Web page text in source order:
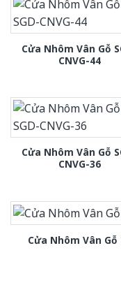
Cửa Nhôm Vân Gỗ
CNVG-44
Cửa Nhôm Vân Gỗ
CNVG-36
Cửa Nhôm Vân Gỗ